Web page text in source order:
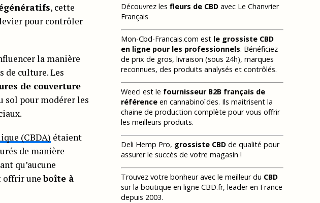
, cette
pour contrôler
la manière
de culture. Les
de couverture
sol pour modérer les
(CBDA) étaient
de manière
qu’aucune
offrir uneboîte à
Découvrez les fleurs de CBD avec Le Chanvrier
Français
Mon-Cbd-Francais.com est le grossiste CBD
en ligne pour les professionnels. Bénéficiez
de prix de gros, livraison (sous 24h), marques
reconnues, des produits analysés et contrôlés.
Weecl est le fournisseur B2B français de
référence en cannabinoïdes. Ils maitrisent la
chaine de production complète pour vous offrir
les meilleurs produits.
Deli Hemp Pro, grossiste CBD de qualité pour
assurer le succès de votre magasin !
Trouvez votre bonheur avec le meilleur du CBD
sur la boutique en ligne CBD.fr, leader en France
depuis 2003.